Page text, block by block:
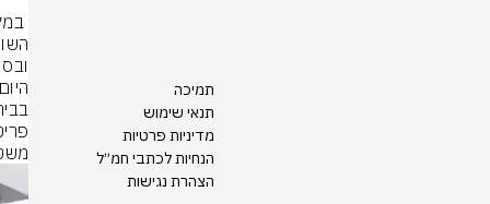
תמיכה
תנאי שימוש
מדיניות פרטיות
הנחיות לכתבי חמ״ל
הצהרת נגישות